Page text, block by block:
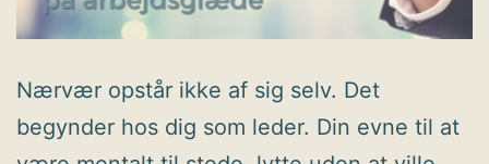
Nærvær opstår ikke af sig selv. Det
begynder hos dig som leder. Din evne til at